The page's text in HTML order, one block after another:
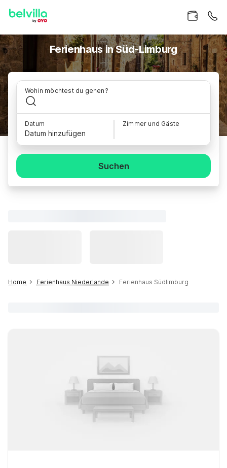
Ferienhaus in Süd-Limburg
Wohin möchtest du gehen?
Datum
Datum hinzufügen
Zimmer und Gäste
Suchen
Home Ferienhaus Niederlande Ferienhaus Südlimburg